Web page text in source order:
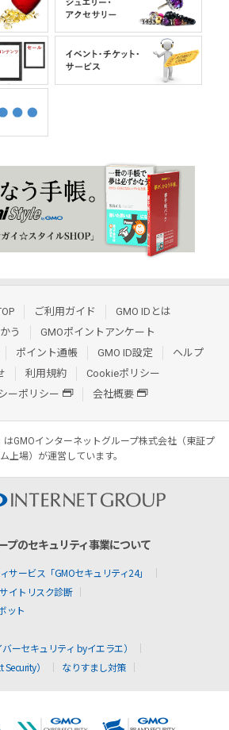
ご利用ガイド
GMO IDとは
う
GMOポイントアンケート
ポイント通帳 GMO ID設定
ヘルプ
利用規約
Cookieポリシー
ーポリシー
会社概要
はGMOインターネットグループ株式会社（東証プ
上場）が運営しています。
プのセキュリティ事業について
サービス「GMOセキュリティ24」
イトリスク診断
ット
ーセキュリティ byイエラエ）
）
なりすまし対策